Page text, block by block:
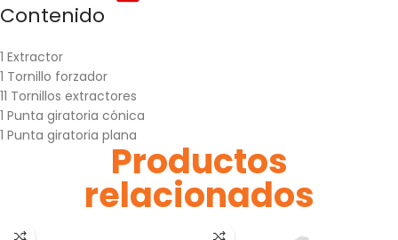
Contenido
1 Extractor
1 Tornillo forzador
11 Tornillos extractores
1 Punta giratoria cónica
1 Punta giratoria plana
Productos
relacionados